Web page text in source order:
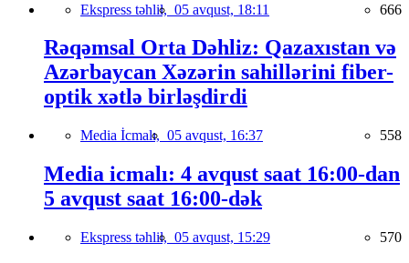
Ekspress təhlil, 05 avqust, 18:11 666
Rəqəmsal Orta Dəhliz: Qazaxıstan və
Azərbaycan Xəzərin sahillərini fiber-
optik xətlə birləşdirdi
Media İcmalı, 05 avqust, 16:37 558
Media icmalı: 4 avqust saat 16:00-dan
5 avqust saat 16:00-dək
Ekspress təhlil, 05 avqust, 15:29 570